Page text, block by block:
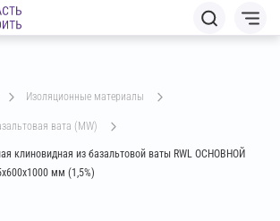
изоляционные материалы
вата (MW)
клиновидная из базальтовой ваты RWL ОСНОВНОЙ
мм (1,5%)